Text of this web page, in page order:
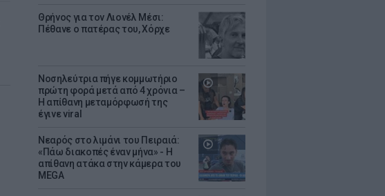
Θρήνος για τον Λιονέλ Μέσι:
Πέθανε ο πατέρας του, Χόρχε
Νοσηλεύτρια πήγε κομμωτήριο
πρώτη φορά μετά από 4 χρόνια –
Η απίθανη μεταμόρφωσή της
έγινε viral
Νεαρός στο λιμάνι του Πειραιά:
«Πάω διακοπές έναν μήνα» - Η
απίθανη ατάκα στην κάμερα του
MEGA